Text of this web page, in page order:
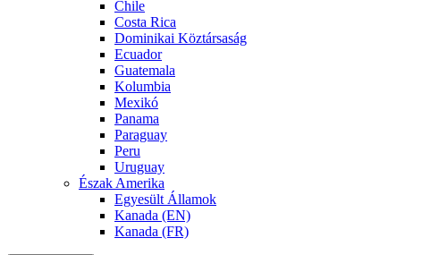
Chile
Costa Rica
Dominikai Köztársaság
Ecuador
Guatemala
Kolumbia
Mexikó
Panama
Paraguay
Peru
Uruguay
Észak Amerika
Egyesült Államok
Kanada (EN)
Kanada (FR)